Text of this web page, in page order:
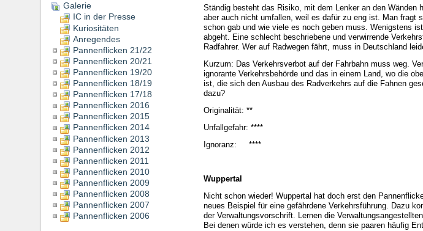
Galerie
IC in der Presse
Kuriositäten
Anregendes
Pannenflicken 21/22
Pannenflicken 20/21
Pannenflicken 19/20
Pannenflicken 18/19
Pannenflicken 17/18
Pannenflicken 2016
Pannenflicken 2015
Pannenflicken 2014
Pannenflicken 2013
Pannenflicken 2012
Pannenflicken 2011
Pannenflicken 2010
Pannenflicken 2009
Pannenflicken 2008
Pannenflicken 2007
Pannenflicken 2006
Ständig besteht das Risiko, mit dem Lenker an den
aber auch nicht umfallen, weil es dafür zu eng ist. Man fragt
schon gab und wie viele es noch geben muss. Wenigstens
abgeht. Eine schlecht beschriebene und verwirrende
Radfahrer. Wer auf Radwegen fährt, muss in Deutschland
Kurzum: Das Verkehrsverbot auf der Fahrbahn muss weg.
ignorante Verkehrsbehörde und das in einem Land, wo die
ist, die sich den Ausbau des Radverkehrs auf die Fahnen
dazu?
Originalität: **
Unfallgefahr: ****
Ignoranz: ****
Wuppertal
Nicht schon wieder! Wuppertal hat doch erst den
neues Beispiel für eine gefährdene Verkehrsführung. Dazu
der Verwaltungsvorschrift. Lernen die
Bei denen würde ich es verstehen, denn sie paaren häufig